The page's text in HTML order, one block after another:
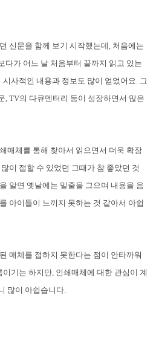
신문을 함께 보기 시작했는데, 처음에는
다가 어느 날 처음부터 끝까지 읽고 있는
사적인 내용과 정보도 많이 얻었어요. 그
, TV의 다큐멘터리 등이 성장하면서 많은
매체를 통해 찾아서 읽으면서 더욱 확장
이 접할 수 있었던 그때가 참 좋았던 것
알면 옛날에는 밑줄을 그으며 내용을 음
아이들이 느끼지 못하는 것 같아서 아쉽
매체를 접하지 못한다는 점이 안타까워
기는 하지만, 인쇄매체에 대한 관심이 계
많이 아쉽습니다.